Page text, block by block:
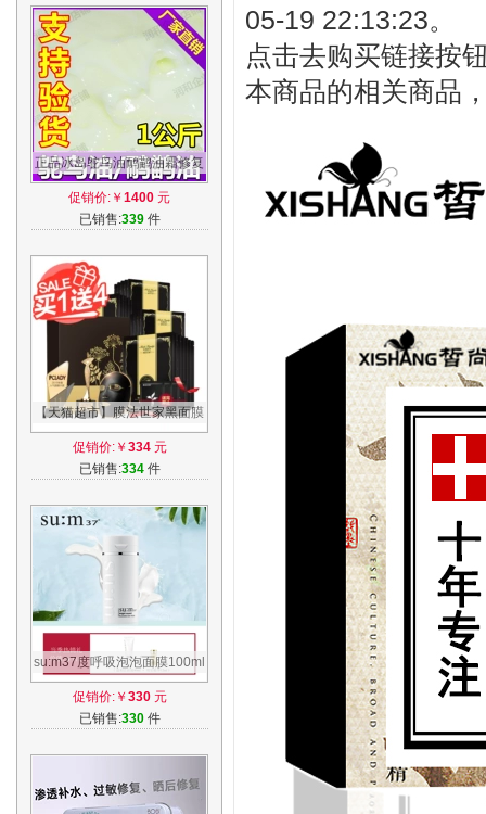
正品冰岛鸵鸟油鸸鹋油霜修复
驱湿气按摩精油 鸵鸟油1KG厂
家直销
促销价:￥ 1400 元
已销售:339件
【天猫超市】膜法世家黑面膜
贴21片补水保湿清洁蚕丝收缩
毛孔套装
促销价:￥ 334元
已销售:334件
su:m37度呼吸泡泡面膜100ml
呼吸面膜苏秘sum37泡泡面膜
女
促销价:￥ 330元
已销售:330件
05-19 22:13:23。
点击去购买链接按
本商品的相关商品